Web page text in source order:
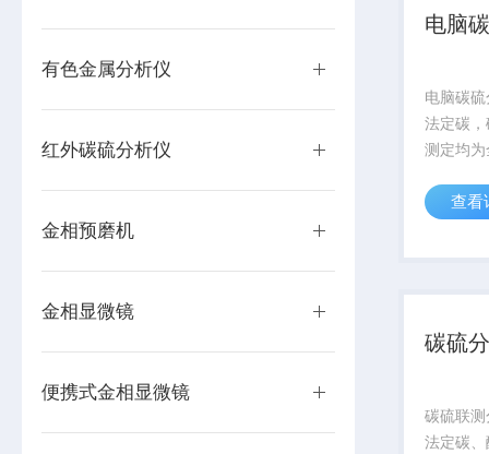
有色金属分析仪
红外碳硫分析仪
金相预磨机
金相显微镜
便携式金相显微镜
电脑
电脑碳
法定碳
测定均
查看
碳硫
碳硫联
法定碳